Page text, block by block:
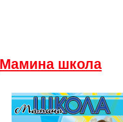
Мамина школа